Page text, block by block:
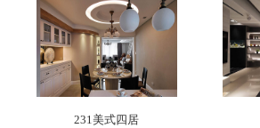
231美式四居